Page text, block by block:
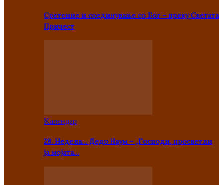
Сретение и соединување со Бог – преку Светата
Причест
Kалендар
28. Недела… Дедо Наум – „Господи, просветли
ја мојата…